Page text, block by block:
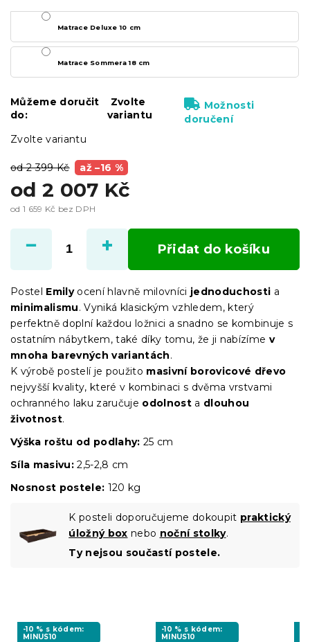
od 2 399 Kč až –16 %
od 2 007 Kč
od 1 659 Kč bez DPH
cena:
Zvolte variantu
Matrace Deluxe 10 cm
Matrace Sommera 18 cm
Můžeme doručit
do:
Zvolte
variantu
Možnosti
doručení
Přidat do košíku
Postel Emilyocení hlavně milovníci jednoduchosti a
minimalismu. Vyniká klasickým vzhledem, který
perfektně doplní každou ložnici a snadno se kombinuje s
ostatním nábytkem, také díky tomu, že ji nabízíme v
mnoha barevných variantách.
K výrobě postelí je použito masivní borovicové dřevo
nejvyšší kvality, které v kombinaci s dvěma vrstvami
ochranného laku zaručuje odolnost a dlouhou
životnost.
Výška roštu od podlahy:25 cm
Síla masivu: 2,5-2,8 cm
Nosnost postele: 120 kg
K posteli doporučujeme dokoupit praktický
úložný box nebo noční stolky.
Ty nejsou součastí postele.
-10 % s kódem:
MINUS10
-10 % s kódem:
MINUS10